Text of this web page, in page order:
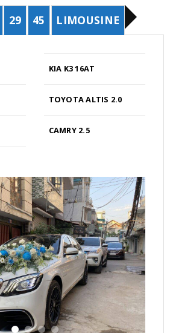
29 45 LIMOUSINE
KIA K3 16AT
TOYOTA ALTIS 2.0
CAMRY 2.5